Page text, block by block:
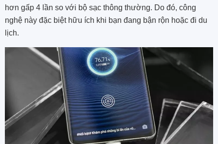
hơn gấp 4 lần so với bộ sạc thông thường. Do đó, công
nghệ này đặc biệt hữu ích khi bạn đang bận rộn hoặc đi du
lịch.